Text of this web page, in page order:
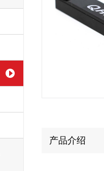
产品介绍